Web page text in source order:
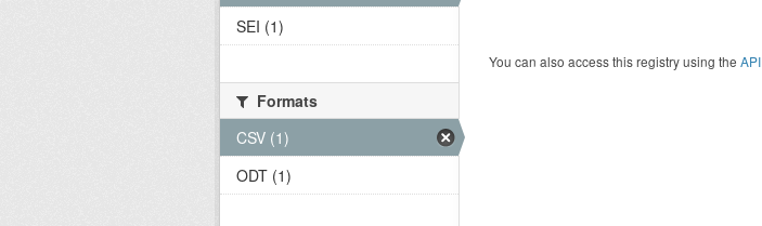
You can also access this registry using the API
SEI (1)
Formats
CSV (1)
ODT (1)